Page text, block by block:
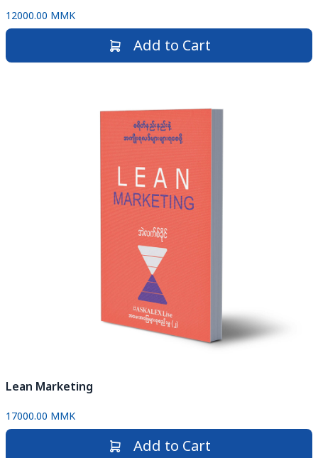
12000.00 MMK
Add to Cart
Lean Marketing
17000.00 MMK
Add to Cart